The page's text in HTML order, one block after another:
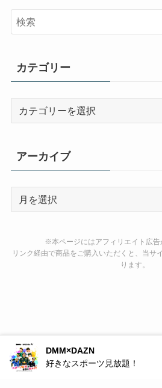
DMM×DAZN
好きなスポーツ見放題！
カテゴリー
リ
ー
アーカイブ
ブ
※本ページにはアフィリエイト広告
リンク経由で商品をご購入いただくと、当サ
ります。
お問い合わせ 運営者情報